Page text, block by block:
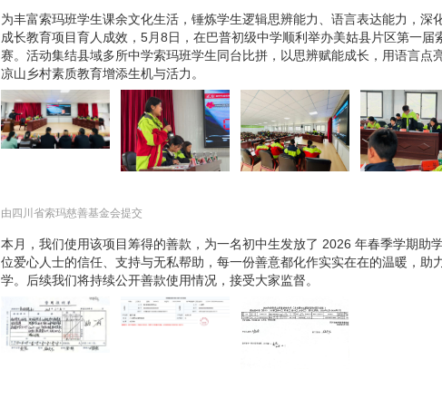
为丰富索玛班学生课余文化生活，锤炼学生逻辑思辨能力、语言表达能力，深
成长教育项目育人成效，5月8日，在巴普初级中学顺利举办美姑县片区第一届
赛。活动集结县域多所中学索玛班学生同台比拼，以思辨赋能成长，用语言点
凉山乡村素质教育增添生机与活力。
由四川省索玛慈善基金会提交
本月，我们使用该项目筹得的善款，为一名初中生发放了 2026 年春季学期助
位爱心人士的信任、支持与无私帮助，每一份善意都化作实实在在的温暖，助
学。后续我们将持续公开善款使用情况，接受大家监督。